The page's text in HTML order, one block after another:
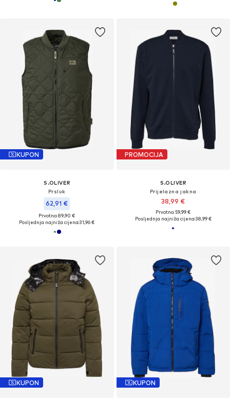
KUPON
S.OLIVER
Prsluk
62,91 €
Prvotno: 89,90 €
Posljednja najniža cijena:31,96 €
PROMOCIJA
S.OLIVER
Prijelazna jakna
38,99 €
Prvotno: 59,99 €
Posljednja najniža cijena:38,99 €
KUPON KUPON